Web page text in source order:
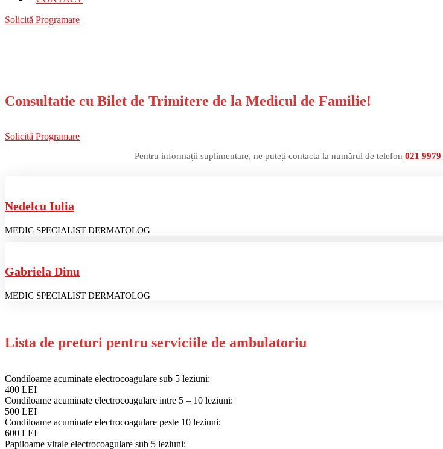
Solicită Programare
Consultatie cu Bilet de Trimitere de la Medicul de Familie!
Solicită Programare
Pentru informații suplimentare, ne puteți contacta la numărul de telefon 021 9979
Nedelcu Iulia
MEDIC SPECIALIST DERMATOLOG
Gabriela Dinu
MEDIC SPECIALIST DERMATOLOG
Lista de preturi pentru serviciile de ambulatoriu
Condiloame acuminate electrocoagulare sub 5 leziuni:
400 LEI
Condiloame acuminate electrocoagulare intre 5 – 10 leziuni:
500 LEI
Condiloame acuminate electrocoagulare peste 10 leziuni:
600 LEI
Papiloame virale electrocoagulare sub 5 leziuni: